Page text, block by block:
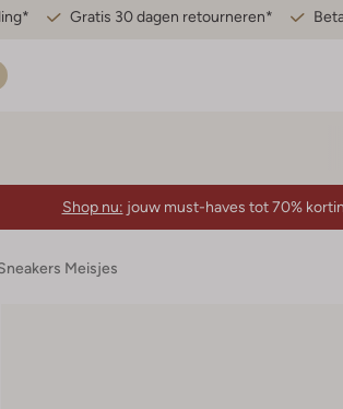
Gratis 30 dagen retourneren*
Shop nu: jouw must-haves tot 70%
Meisjes